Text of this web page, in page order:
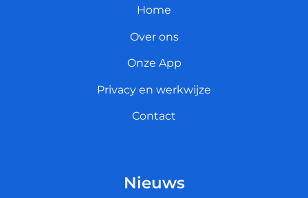
Home
Over ons
Onze App
Privacy en werkwijze
Contact
Nieuws